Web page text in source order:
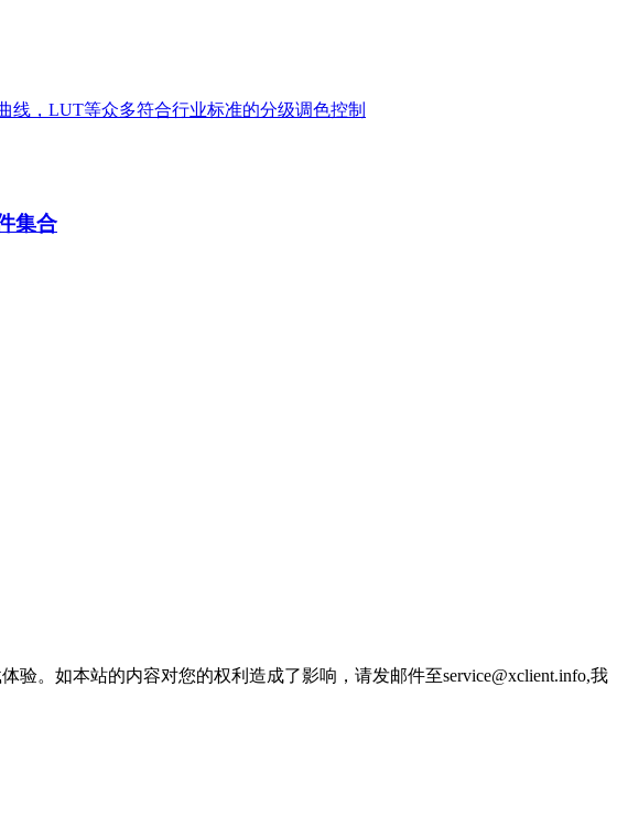
线，LUT等众多符合行业标准的分级调色控制
集合
。如本站的内容对您的权利造成了影响，请发邮件至service@xclient.info,我